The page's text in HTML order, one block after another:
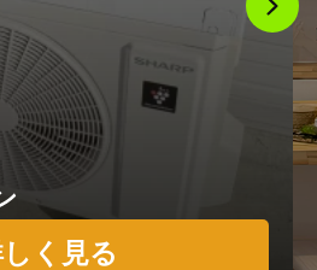
く見る